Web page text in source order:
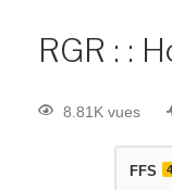
RGR : :
8.81K vues
FFS